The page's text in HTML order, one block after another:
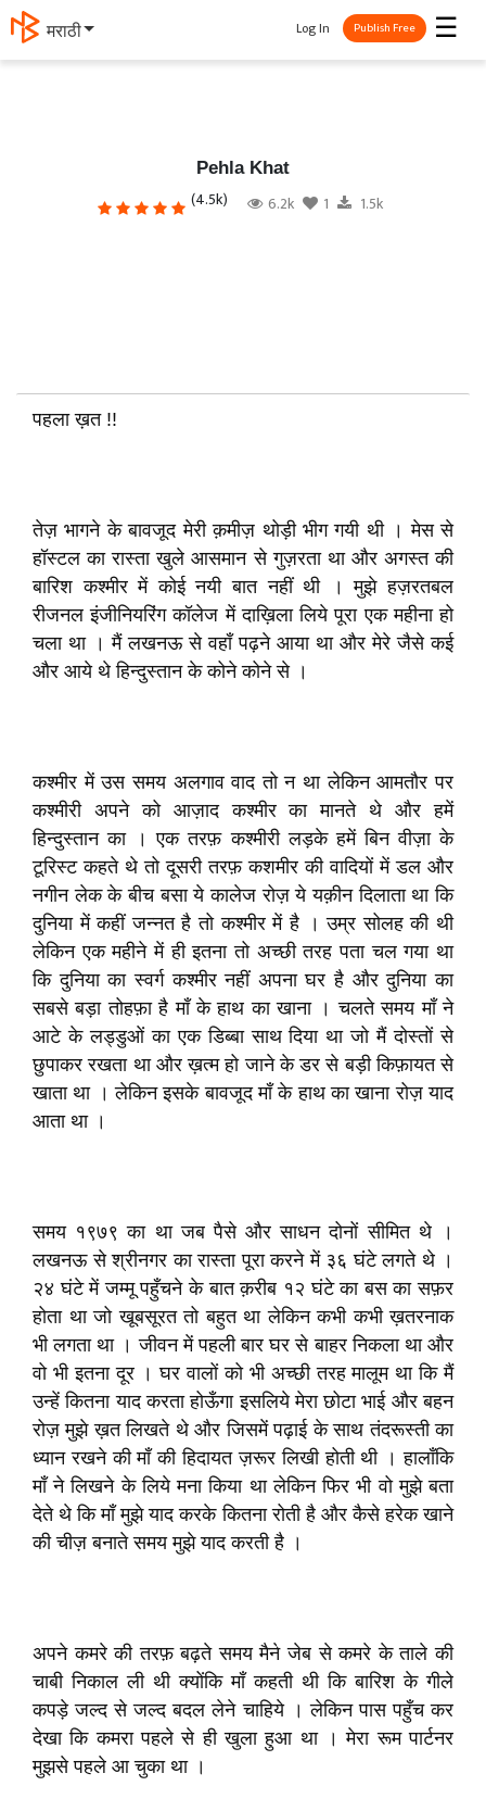
मराठी ☰
Log In Publish Free
Pehla Khat
(4.5k) 6.2k 1 1.5k
पहला ख़त !!
तेज़ भागने के बावजूद मेरी क़मीज़ थोड़ी भीग गयी थी । मेस से
हॉस्टल का रास्ता खुले आसमान से गुज़रता था और अगस्त की
बारिश कश्मीर में कोई नयी बात नहीं थी । मुझे हज़रतबल
रीजनल इंजीनियरिंग कॉलेज में दाख़िला लिये पूरा एक महीना हो
चला था । मैं लखनऊ से वहाँ पढ़ने आया था और मेरे जैसे कई
और आये थे हिन्दुस्तान के कोने कोने से ।
कश्मीर में उस समय अलगाव वाद तो न था लेकिन आमतौर पर
कश्मीरी अपने को आज़ाद कश्मीर का मानते थे और हमें
हिन्दुस्तान का । एक तरफ़ कश्मीरी लड़के हमें बिन वीज़ा के
टूरिस्ट कहते थे तो दूसरी तरफ़ कशमीर की वादियों में डल और
नगीन लेक के बीच बसा ये कालेज रोज़ ये यक़ीन दिलाता था कि
दुनिया में कहीं जन्नत है तो कश्मीर में है । उम्र सोलह की थी
लेकिन एक महीने में ही इतना तो अच्छी तरह पता चल गया था
कि दुनिया का स्वर्ग कश्मीर नहीं अपना घर है और दुनिया का
सबसे बड़ा तोहफ़ा है माँ के हाथ का खाना । चलते समय माँ ने
आटे के लड्डुओं का एक डिब्बा साथ दिया था जो मैं दोस्तों से
छुपाकर रखता था और ख़त्म हो जाने के डर से बड़ी किफ़ायत से
खाता था । लेकिन इसके बावजूद माँ के हाथ का खाना रोज़ याद
आता था ।
समय १९७९ का था जब पैसे और साधन दोनों सीमित थे ।
लखनऊ से श्रीनगर का रास्ता पूरा करने में ३६ घंटे लगते थे ।
२४ घंटे में जम्मू पहुँचने के बात क़रीब १२ घंटे का बस का सफ़र
होता था जो खूबसूरत तो बहुत था लेकिन कभी कभी ख़तरनाक
भी लगता था । जीवन में पहली बार घर से बाहर निकला था और
वो भी इतना दूर । घर वालों को भी अच्छी तरह मालूम था कि मैं
उन्हें कितना याद करता होऊँगा इसलिये मेरा छोटा भाई और बहन
रोज़ मुझे ख़त लिखते थे और जिसमें पढ़ाई के साथ तंदरूस्ती का
ध्यान रखने की माँ की हिदायत ज़रूर लिखी होती थी । हालाँकि
माँ ने लिखने के लिये मना किया था लेकिन फिर भी वो मुझे बता
देते थे कि माँ मुझे याद करके कितना रोती है और कैसे हरेक खाने
की चीज़ बनाते समय मुझे याद करती है ।
अपने कमरे की तरफ़ बढ़ते समय मैने जेब से कमरे के ताले की
चाबी निकाल ली थी क्योंकि माँ कहती थी कि बारिश के गीले
कपड़े जल्द से जल्द बदल लेने चाहिये । लेकिन पास पहुँच कर
देखा कि कमरा पहले से ही खुला हुआ था । मेरा रूम पार्टनर
मुझसे पहले आ चुका था ।